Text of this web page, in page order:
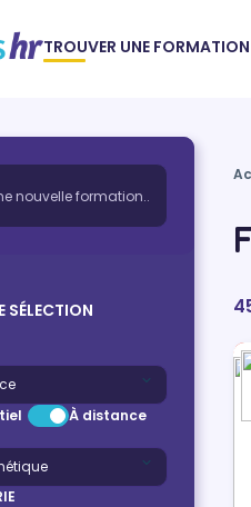
TROUVER UNE FORMATION
SÉLECTION
À distance